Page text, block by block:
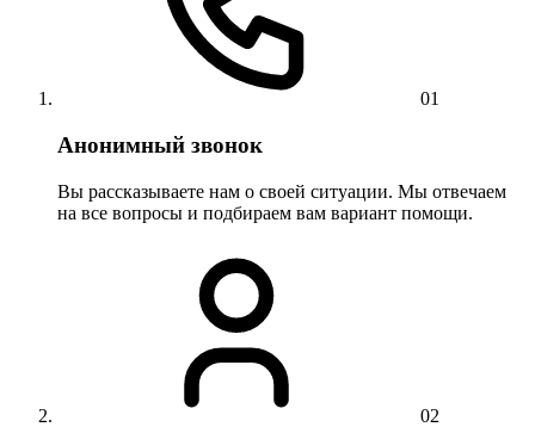
01
Анонимный звонок
Вы рассказываете нам о своей ситуации. Мы отвечаем
на все вопросы и подбираем вам вариант помощи.
02